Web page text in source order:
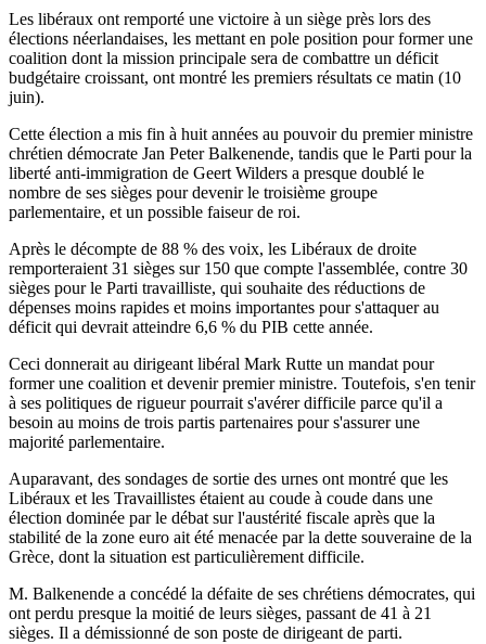
Les libéraux ont remporté une victoire à un siège près lors des
élections néerlandaises, les mettant en pole position pour former une
coalition dont la mission principale sera de combattre un déficit
budgétaire croissant, ont montré les premiers résultats ce matin (10
juin).
Cette élection a mis fin à huit années au pouvoir du premier ministre
chrétien démocrate Jan Peter Balkenende, tandis que le Parti pour la
liberté anti-immigration de Geert Wilders a presque doublé le
nombre de ses sièges pour devenir le troisième groupe
parlementaire, et un possible faiseur de roi.
Après le décompte de 88 % des voix, les Libéraux de droite
remporteraient 31 sièges sur 150 que compte l'assemblée, contre 30
sièges pour le Parti travailliste, qui souhaite des réductions de
dépenses moins rapides et moins importantes pour s'attaquer au
déficit qui devrait atteindre 6,6 % du PIB cette année.
Ceci donnerait au dirigeant libéral Mark Rutte un mandat pour
former une coalition et devenir premier ministre. Toutefois, s'en tenir
à ses politiques de rigueur pourrait s'avérer difficile parce qu'il a
besoin au moins de trois partis partenaires pour s'assurer une
majorité parlementaire.
Auparavant, des sondages de sortie des urnes ont montré que les
Libéraux et les Travaillistes étaient au coude à coude dans une
élection dominée par le débat sur l'austérité fiscale après que la
stabilité de la zone euro ait été menacée par la dette souveraine de la
Grèce, dont la situation est particulièrement difficile.
M. Balkenende a concédé la défaite de ses chrétiens démocrates, qui
ont perdu presque la moitié de leurs sièges, passant de 41 à 21
sièges. Il a démissionné de son poste de dirigeant de parti.